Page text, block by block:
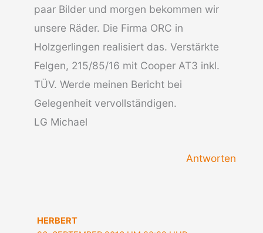
paar Bilder und morgen bekommen wir
unsere Räder. Die Firma ORC in
Holzgerlingen realisiert das. Verstärkte
Felgen, 215/85/16 mit Cooper AT3 inkl.
TÜV. Werde meinen Bericht bei
Gelegenheit vervollständigen.
LG Michael
Antworten
HERBERT